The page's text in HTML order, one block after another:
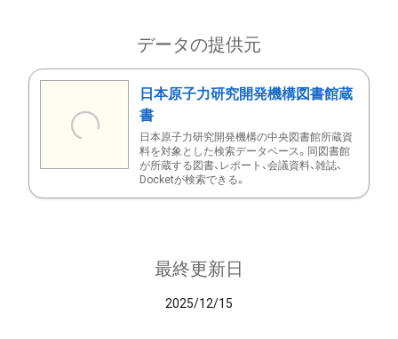
データの提供元
日本原子力研究開発機構図書館蔵
書
日本原子力研究開発機構の中央図書館所蔵資
料を対象とした検索データベース。同図書館
が所蔵する図書、レポート、会議資料、雑誌、
Docketが検索できる。
最終更新日
2025/12/15